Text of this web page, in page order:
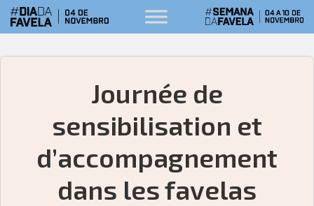
Journée de
sensibilisation et
d’accompagnement
dans les favelas